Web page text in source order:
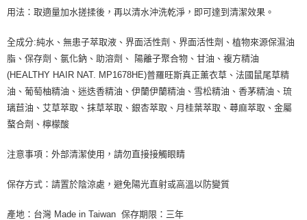
用法：取適量加水搓揉後，再以清水沖洗乾淨，即可達到清潔效果。
全成分:純水、無患子萃取液、界面活性劑、界面活性劑、植物來源保濕油
脂、保存劑、氯化鈉、助溶劑、 陽離子聚合物、甘油、複方精油
(HEALTHY HAIR NAT. MP1678HE)普羅旺斯真正薰衣草、法國鼠尾草精
油、葡萄柚精油、迷迭香精油、伊蘭伊蘭精油、雪松精油、香茅精油、琉
璃苣油、艾草萃取、抹草萃取、銀杏萃取、月桂葉萃取、蕁麻萃取、金屬
螯合劑、檸檬酸
注意事項：外部清潔使用，請勿直接接觸眼睛
保存方式：請置於陰涼處，避免陽光直射或高溫以防變質
產地：台灣 Made in Taiwan 保存期限：三年